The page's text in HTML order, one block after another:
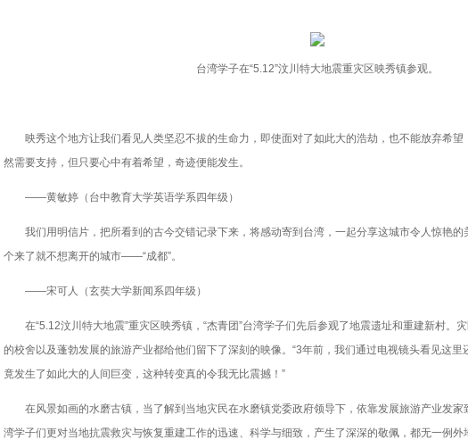
台湾学子在“5.12”汶川特大地震重灾区映秀镇参观。
映秀这个地方让我们看见人类坚忍不拔的生命力，即使面对了如此大的浩劫，也不能放弃希望
然需要支持，但只要心中有着希望，奇迹便能发生。
——黄敏婷（台中教育大学英语学系四年级）
我们用明信片，把所看到的古今交错记录下来，将感动寄到台湾，一起分享这城市令人惊艳的
个来了就不想离开的城市——“成都”。
——宋可人（玄奘大学新闻系四年级）
在“5.12汶川特大地震”重灾区映秀镇，“杰青团”台湾学子们先后参观了地震遗址和重建新村。
的校舍以及蓬勃发展的旅游产业都给他们留下了深刻的映像。“3年前，我们通过电视镜头看见这里
竟发生了如此大的人间巨变，这种转变真的令我无比震撼！”
在风景如画的水磨古镇，当了解到当地灾民在水磨镇党委政府领导下，依靠发展旅游产业发家
湾学子们更对当地抗震救灾与恢复重建工作的迅速、科学与细致，产生了深深的敬佩，都无一例外